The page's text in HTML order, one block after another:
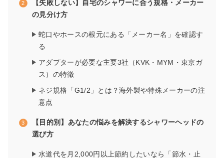
【失敗しない】自宅のシャワーに合う規格・メーカー
の見分け方
蛇口やホースの根元にある「メーカー名」を確認す
る
アダプターが必要な主要3社（KVK・MYM・東京ガ
ス）の特徴
ネジ規格「G1/2」とは？海外製や特殊メーカーの注
意点
【目的別】あなたの悩みを解決するシャワーヘッドの
選び方
水道代を月2,000円以上節約したいなら「節水・止